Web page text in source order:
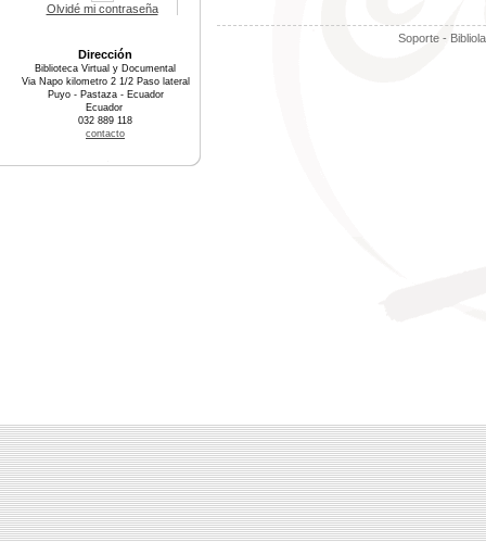
Soporte -
Olvidé mi contraseña
Dirección
Biblioteca Virtual y Documental
Via Napo kilometro 2 1/2 Paso lateral
Puyo - Pastaza - Ecuador
Ecuador
032 889 118
contacto